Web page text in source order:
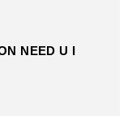
NEED U I